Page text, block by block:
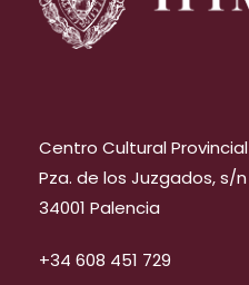
Centro Cultural Provincial
Pza. de los Juzgados, s/n
34001 Palencia
+34 608 451 729